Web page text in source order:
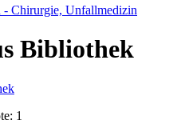
- Chirurgie, Unfallmedizin
Bibliothek
1